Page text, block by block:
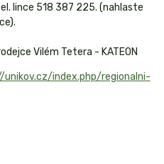
lince 518 387 225. (nahlaste
Vilém Tetera - KATEON
index.php/regionalni-